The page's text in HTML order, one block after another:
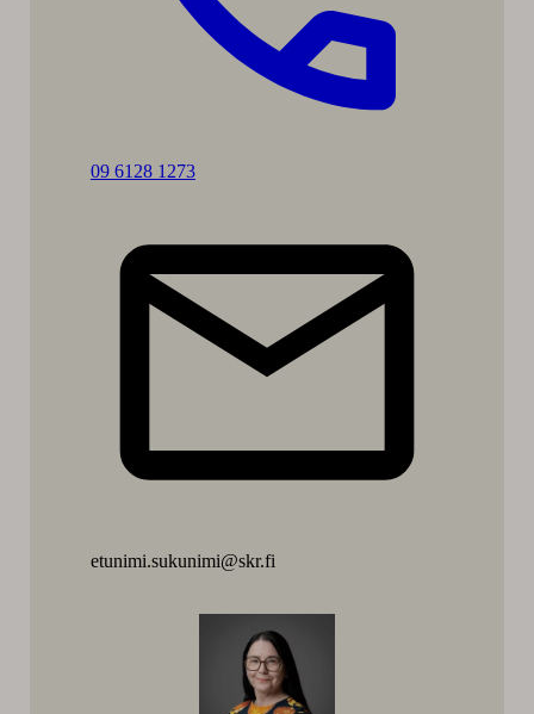
Soita:
09 6128 1273
etunimi.sukunimi@skr.fi